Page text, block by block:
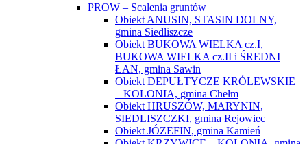
PROW – Scalenia gruntów
Obiekt ANUSIN, STASIN DOLNY,
gmina Siedliszcze
Obiekt BUKOWA WIELKA cz.I,
BUKOWA WIELKA cz.II i ŚREDNI
ŁAN, gmina Sawin
Obiekt DEPUŁTYCZE KRÓLEWSKIE
– KOLONIA, gmina Chełm
Obiekt HRUSZÓW, MARYNIN,
SIEDLISZCZKI, gmina Rejowiec
Obiekt JÓZEFIN, gmina Kamień